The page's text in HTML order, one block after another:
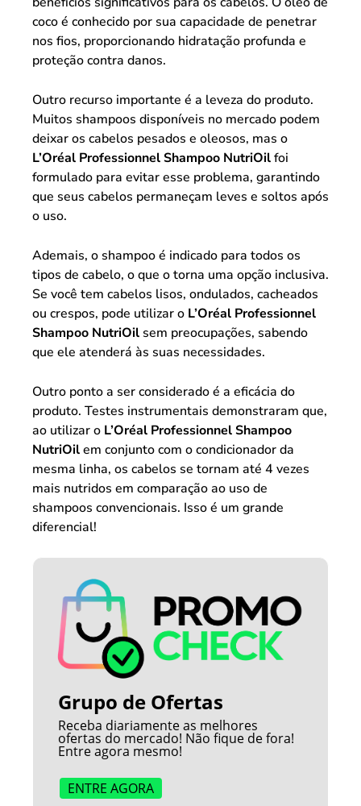
coco é conhecido por sua capacidade de penetrar
nos fios, proporcionando hidratação profunda e
proteção contra danos.
Outro recurso importante é a leveza do produto.
Muitos shampoos disponíveis no mercado podem
deixar os cabelos pesados e oleosos, mas o
L’Oréal Professionnel Shampoo NutriOilfoi
formulado para evitar esse problema, garantindo
que seus cabelos permaneçam leves e soltos após
o uso.
Ademais, o shampoo é indicado para todos os
tipos de cabelo, o que o torna uma opção inclusiva.
Se você tem cabelos lisos, ondulados, cacheados
ou crespos, pode utilizar o L’Oréal Professionnel
Shampoo NutriOil sem preocupações, sabendo
que ele atenderá às suas necessidades.
Outro ponto a ser considerado é a eficácia do
produto. Testes instrumentais demonstraram que,
ao utilizar o L’Oréal Professionnel Shampoo
NutriOilem conjunto com o condicionador da
mesma linha, os cabelos se tornam até 4 vezes
mais nutridos em comparação ao uso de
shampoos convencionais. Isso é um grande
diferencial!
Grupo de Ofertas
Receba diariamente as melhores
ofertas do mercado! Não fique de fora!
Entre agora mesmo!
ENTRE AGORA